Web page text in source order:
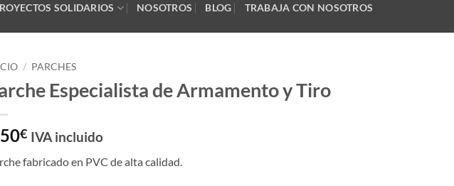
SOLIDARIOS NOSOTROS BLOG TRABAJA CON NOSOTROS
/ PARCHES
Especialista de Armamento y Tiro
€ IVA incluido
fabricado en PVC de alta calidad.